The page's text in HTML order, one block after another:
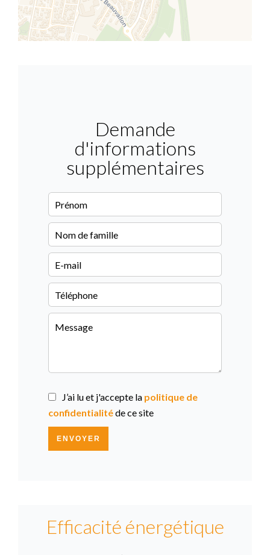
Demande
d'informations
supplémentaires
J’ai lu et j'accepte la politique de
confidentialitéde ce site
ENVOYER
Efficacité énergétique